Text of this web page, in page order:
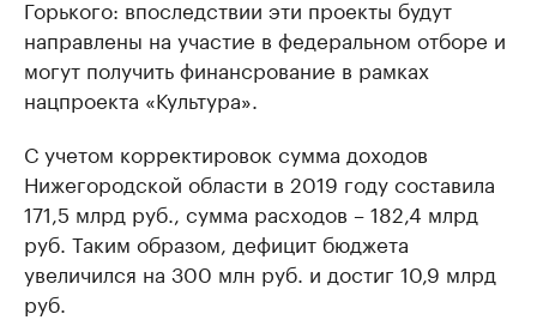
Горького: впоследствии эти проекты будут
направлены на участие в федеральном отборе и
могут получить финансрование в рамках
нацпроекта «Культура».
С учетом корректировок сумма доходов
Нижегородской области в 2019 году составила
171,5 млрд руб., сумма расходов – 182,4 млрд
руб. Таким образом, дефицит бюджета
увеличился на 300 млн руб. и достиг 10,9 млрд
руб.